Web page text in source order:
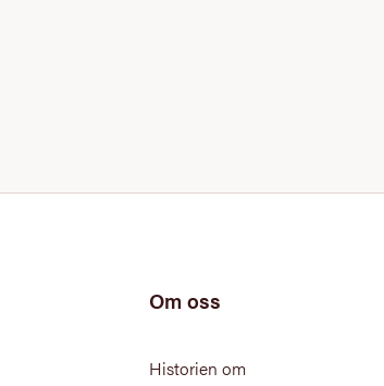
Om oss
Historien om